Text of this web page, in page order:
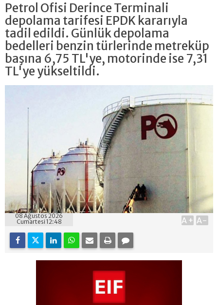
Petrol Ofisi Derince Terminali
depolama tarifesi EPDK kararıyla
tadil edildi. Günlük depolama
bedelleri benzin türlerinde metreküp
başına 6,75 TL'ye, motorinde ise 7,31
TL'ye yükseltildi.
08 Ağustos 2026
Cumartesi 12:48
A+ A-